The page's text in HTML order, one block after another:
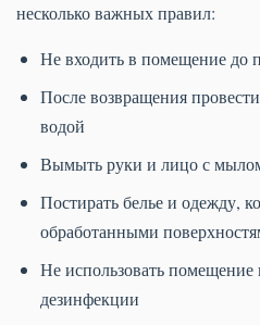
несколько важных правил:
Не входить в помещение до
После возвращения
водой
Вымыть руки и лицо с
Постирать белье и одежду,
обработанными
Не использовать помещение
дезинфекции